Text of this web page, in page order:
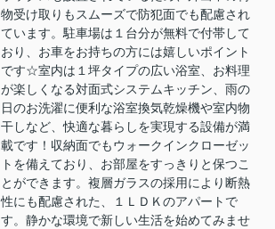
物受け取りもスムーズで防犯面でも配慮され
ています。駐車場は１台分が無料で付帯して
おり、お車をお持ちの方には嬉しいポイント
です☆室内は１坪タイプの広い浴室、お料理
が楽しくなる対面式システムキッチン、雨の
日のお洗濯に便利な浴室換気乾燥機や室内物
干しなど、快適な暮らしを実現する設備が満
載です！収納面でもウォークインクローゼッ
トを備えており、お部屋をすっきりと保つこ
とができます。複層ガラスの採用により断熱
性にも配慮された、１ＬＤＫのアパートで
す。静かな環境で新しい生活を始めてみませ